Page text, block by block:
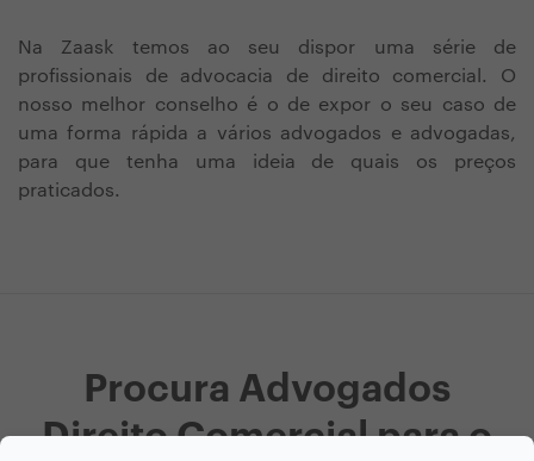
Na Zaask temos ao seu dispor uma série de
profissionais de advocacia de direito comercial. O
nosso melhor conselho é o de expor o seu caso de
uma forma rápida a vários advogados e advogadas,
para que tenha uma ideia de quais os preços
praticados.
Procura Advogados
Direito Comercial para o